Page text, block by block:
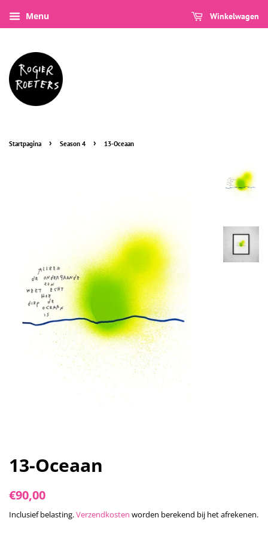
Menu Winkelwagen
Startpagina › Season 4 › 13-Oceaan
13-Oceaan
Normale
€90,00
Inclusief belasting.Verzendkosten worden berekend bij het afrekenen.